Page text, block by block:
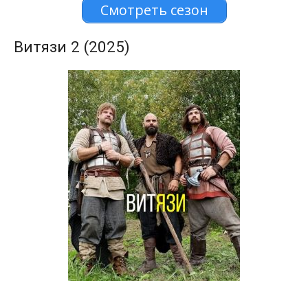
Смотреть сезон
Витязи 2 (2025)